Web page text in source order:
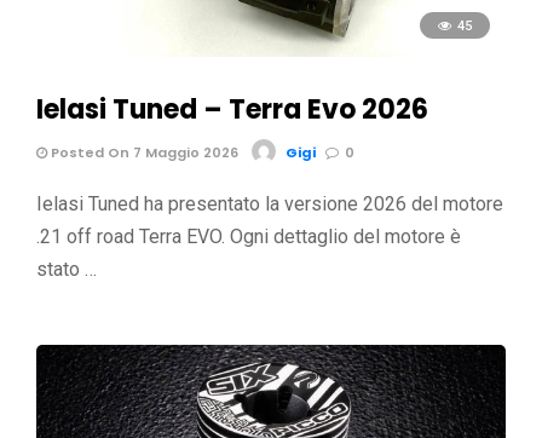
45
Ielasi Tuned – Terra Evo 2026
Posted On 7 Maggio 2026 Gigi 0
Ielasi Tuned ha presentato la versione 2026 del motore
.21 off road Terra EVO. Ogni dettaglio del motore è
stato …